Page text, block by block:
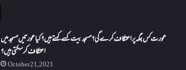
عورت کس جگہ پر اعتکاف کرے گی؟مسجد بیت کسے کہتے ہیں؟کیا عورتیں مسجد میں
اعتکاف کر سکتی ہیں؟
October 21, 2021